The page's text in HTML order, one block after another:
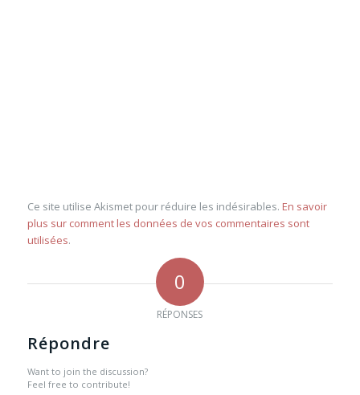
Ce site utilise Akismet pour réduire les indésirables. En savoir
plus sur comment les données de vos commentaires sont
utilisées.
0
RÉPONSES
Répondre
Want to join the discussion?
Feel free to contribute!